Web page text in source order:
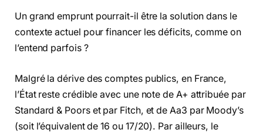
Un grand emprunt pourrait-il être la solution dans le
contexte actuel pour financer les déficits, comme on
l’entend parfois ?
Malgré la dérive des comptes publics, en France,
l’État reste crédible avec une note de A+ attribuée par
Standard & Poors et par Fitch, et de Aa3 par Moody’s
(soit l’équivalent de 16 ou 17/20). Par ailleurs, le